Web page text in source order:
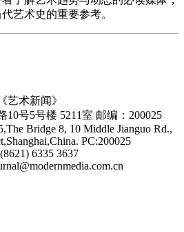
艺术史的重要参考。
《艺术新闻》
10号5号楼 5211室 邮编：200025
Bridge 8, 10 Middle Jianguo Rd.,
PC:200025
6335 3637